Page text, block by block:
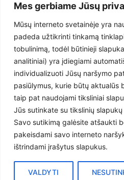
Mes gerbiame Jūsų
Mūsų interneto svetainėje yra
padeda užtikrinti tinkamą
tobulinimą, todėl būtinieji
analitiniai) yra įdiegiami
individualizuoti Jūsų naršymo
pasiūlymus, kurie būtų aktualūs
taip pat naudojami tiksliniai
Jūs sutinkate su tikslinių
Savo sutikimą galėsite atšaukti
pakeisdami savo interneto
ištrindami įrašytus slapukus.
VALDYTI
© 2026. MAXMEDA
Tel: +370 52137708 ,